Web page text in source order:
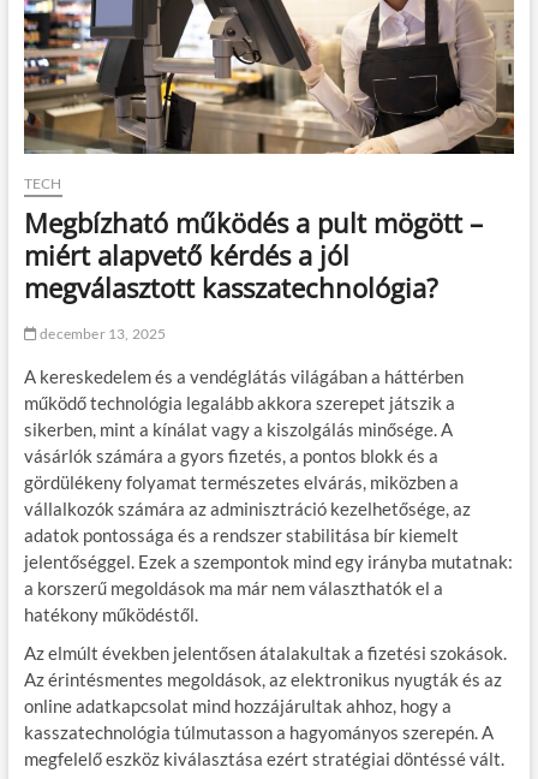
TECH
Megbízható működés a pult mögött –
miért alapvető kérdés a jól
megválasztott kasszatechnológia?
december 13, 2025
A kereskedelem és a vendéglátás világában a háttérben
működő technológia legalább akkora szerepet játszik a
sikerben, mint a kínálat vagy a kiszolgálás minősége. A
vásárlók számára a gyors fizetés, a pontos blokk és a
gördülékeny folyamat természetes elvárás, miközben a
vállalkozók számára az adminisztráció kezelhetősége, az
adatok pontossága és a rendszer stabilitása bír kiemelt
jelentőséggel. Ezek a szempontok mind egy irányba mutatnak:
a korszerű megoldások ma már nem választhatók el a
hatékony működéstől.
Az elmúlt években jelentősen átalakultak a fizetési szokások.
Az érintésmentes megoldások, az elektronikus nyugták és az
online adatkapcsolat mind hozzájárultak ahhoz, hogy a
kasszatechnológia túlmutasson a hagyományos szerepén. A
megfelelő eszköz kiválasztása ezért stratégiai döntéssé vált.